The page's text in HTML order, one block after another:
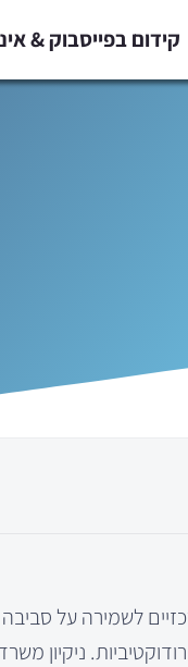
קידום בפייסבוק &
לשמירה על
ניקיון